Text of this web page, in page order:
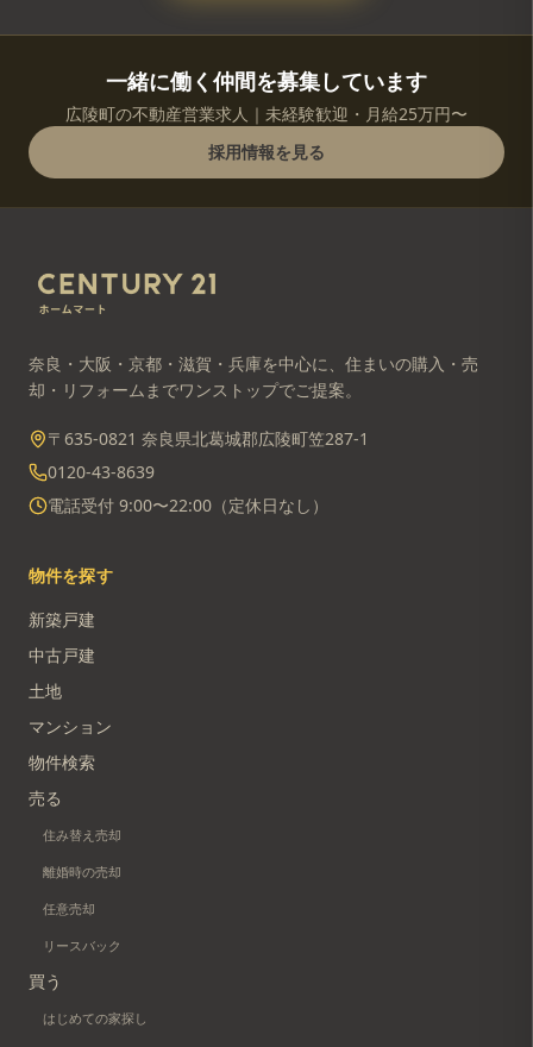
一緒に働く仲間を募集しています
広陵町の不動産営業求人｜未経験歓迎・月給25万円〜
採用情報を見る
奈良・大阪・京都・滋賀・兵庫を中心に、住まいの購入・売
却・リフォームまでワンストップでご提案。
〒635-0821 奈良県北葛城郡広陵町笠287-1
0120-43-8639
電話受付 9:00〜22:00（定休日なし）
物件を探す
新築戸建
中古戸建
土地
マンション
物件検索
売る
住み替え売却
離婚時の売却
任意売却
リースバック
買う
はじめての家探し